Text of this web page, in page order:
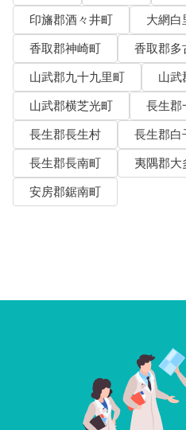
印旛郡酒々井町
大網白
香取郡神崎町
香取郡多
山武郡九十九里町
山武
山武郡横芝光町
長生郡
長生郡長生村
長生郡白
長生郡長南町
夷隅郡大
安房郡鋸南町